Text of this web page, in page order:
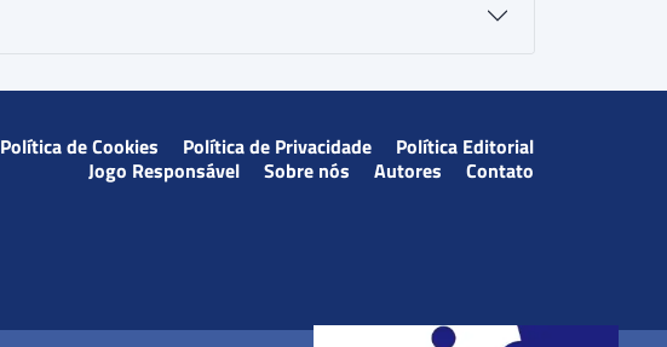
Política de Cookies Política de Privacidade
Política Editorial
Jogo Responsável
Sobre nós Autores Contato